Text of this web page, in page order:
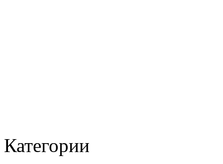
Категории